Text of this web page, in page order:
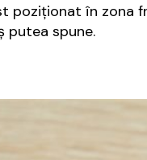
poziţionat în zona
putea spune.